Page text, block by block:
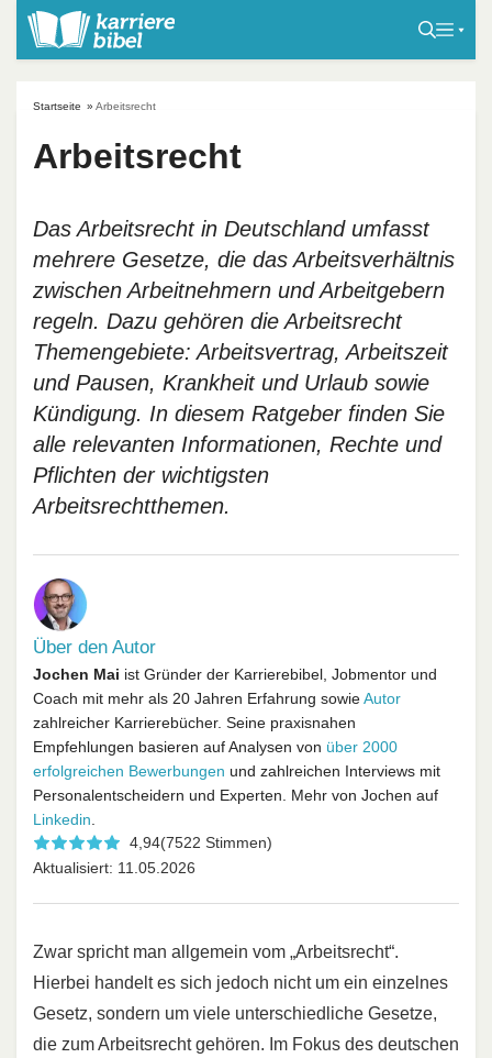
Startseite » Arbeitsrecht
Arbeitsrecht
Das Arbeitsrecht in Deutschland umfasst
mehrere Gesetze, die das Arbeitsverhältnis
zwischen Arbeitnehmern und Arbeitgebern
regeln. Dazu gehören die Arbeitsrecht
Themengebiete: Arbeitsvertrag, Arbeitszeit
und Pausen, Krankheit und Urlaub sowie
Kündigung. In diesem Ratgeber finden Sie
alle relevanten Informationen, Rechte und
Pflichten der wichtigsten
Arbeitsrechtthemen.
Über den Autor
Jochen Mai ist Gründer der Karrierebibel, Jobmentor und
Coach mit mehr als 20 Jahren Erfahrung sowieAutor
zahlreicher Karrierebücher. Seine praxisnahen
Empfehlungen basieren auf Analysen von über 2000
erfolgreichen Bewerbungen und zahlreichen Interviews mit
Personalentscheidern und Experten. Mehr von Jochen auf
Linkedin
4,94(7522 Stimmen)
Aktualisiert: 11.05.2026
Zwar spricht man allgemein vom „Arbeitsrecht“.
Hierbei handelt es sich jedoch nicht um ein einzelnes
Gesetz, sondern um viele unterschiedliche Gesetze,
die zum Arbeitsrecht gehören. Im Fokus des deutschen